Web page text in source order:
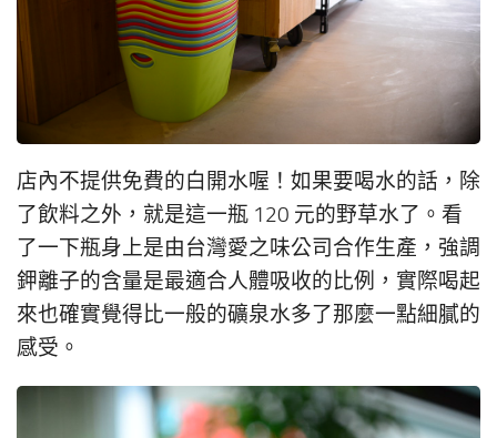
店內不提供免費的白開水喔！如果要喝水的話，除
了飲料之外，就是這一瓶 120 元的野草水了。看
了一下瓶身上是由台灣愛之味公司合作生產，強調
鉀離子的含量是最適合人體吸收的比例，實際喝起
來也確實覺得比一般的礦泉水多了那麼一點細膩的
感受。